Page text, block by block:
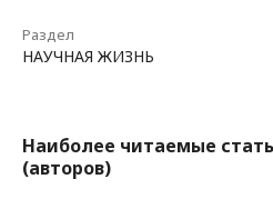
Раздел
НАУЧНАЯ ЖИЗНЬ
Наиболее читаемые
(авторов)